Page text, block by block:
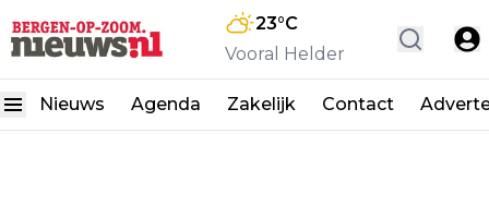
23°C
Vooral Helder
Nieuws Agenda Zakelijk Contact